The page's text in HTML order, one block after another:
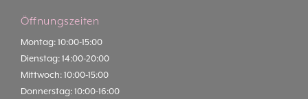
Öffnungszeiten
Montag: 10:00-15:00
Dienstag: 14:00-20:00
Mittwoch: 10:00-15:00
Donnerstag: 10:00-16:00